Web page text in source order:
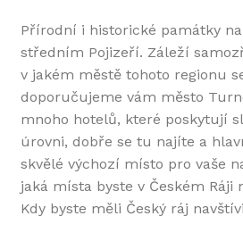
Přírodní i historické památky
středním Pojizeří. Záleží
v jakém městě tohoto regionu
doporučujeme vám město
mnoho hotelů, které poskytují
úrovni, dobře se tu najíte a
skvělé výchozí místo pro vaše
jaká místa byste v Českém Ráji
Kdy byste měli Český ráj